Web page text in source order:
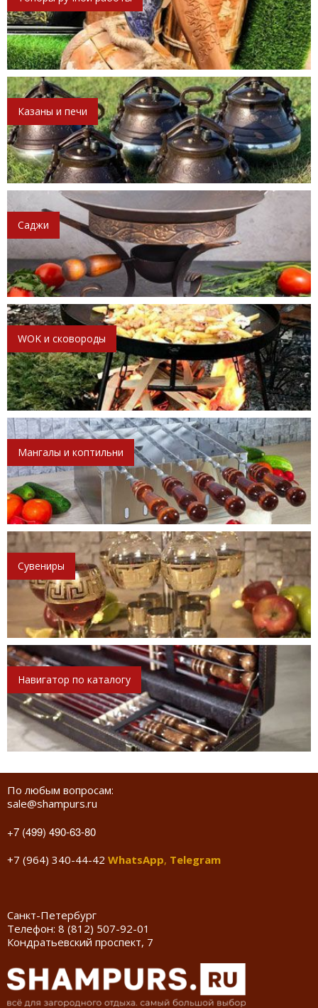
Казаны и печи
Саджи
WOK и сковороды
Мангалы и коптильни
Сувениры
Навигатор по каталогу
По любым вопросам:
sale@shampurs.ru
+7 (499) 490-63-80
+7 (964) 340-44-42 WhatsApp, Telegram
Санкт-Петербург
Телефон: 8 (812) 507-92-01
Кондратьевский проспект, 7